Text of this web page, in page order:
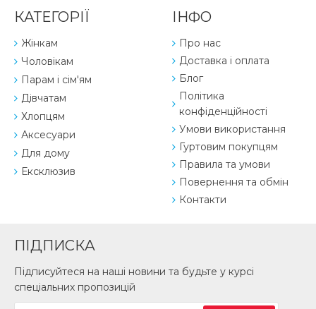
КАТЕГОРІЇ
Жінкам
Чоловікам
Парам і сім'ям
Дівчатам
Хлопцям
Аксесуари
Для дому
Ексклюзив
ІНФО
Про нас
Доставка і оплата
Блог
Політика
конфіденційності
Умови використання
Гуртовим покупцям
Правила та умови
Повернення та обмін
Контакти
ПІДПИСКА
Підписуйтеся на наші новини та будьте у курсі
спеціальних пропозицій